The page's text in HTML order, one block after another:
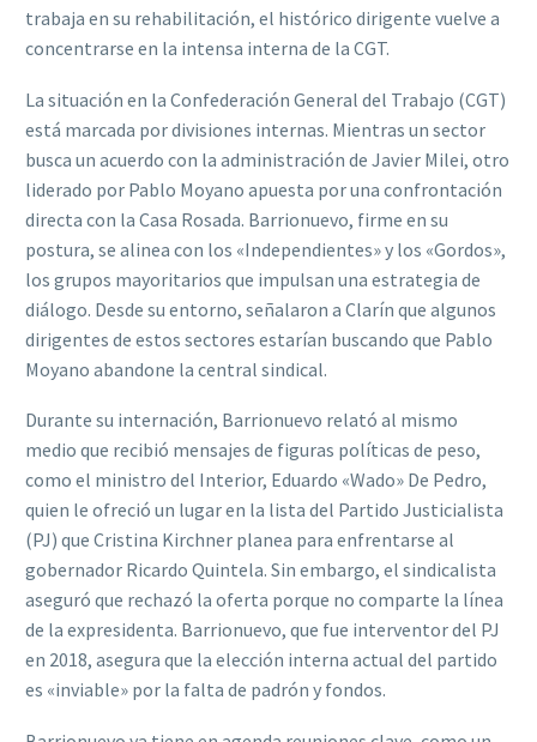
trabaja en su rehabilitación, el histórico dirigente vuelve a
concentrarse en la intensa interna de la CGT.
La situación en la Confederación General del Trabajo (CGT)
está marcada por divisiones internas. Mientras un sector
busca un acuerdo con la administración de Javier Milei, otro
liderado por Pablo Moyano apuesta por una confrontación
directa con la Casa Rosada. Barrionuevo, firme en su
postura, se alinea con los «Independientes» y los «Gordos»,
los grupos mayoritarios que impulsan una estrategia de
diálogo. Desde su entorno, señalaron a Clarín que algunos
dirigentes de estos sectores estarían buscando que Pablo
Moyano abandone la central sindical.
Durante su internación, Barrionuevo relató al mismo
medio que recibió mensajes de figuras políticas de peso,
como el ministro del Interior, Eduardo «Wado» De Pedro,
quien le ofreció un lugar en la lista del Partido Justicialista
(PJ) que Cristina Kirchner planea para enfrentarse al
gobernador Ricardo Quintela. Sin embargo, el sindicalista
aseguró que rechazó la oferta porque no comparte la línea
de la expresidenta. Barrionuevo, que fue interventor del PJ
en 2018, asegura que la elección interna actual del partido
es «inviable» por la falta de padrón y fondos.